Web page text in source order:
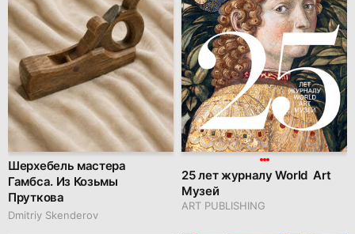
Шерхебель мастера
Гамбса. Из Козьмы
Пруткова
Dmitriy Skenderov
25 лет журналу World Art
Музей
ART PUBLISHING